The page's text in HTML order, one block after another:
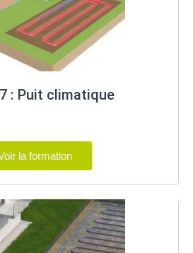
: Puit climatique
la formation